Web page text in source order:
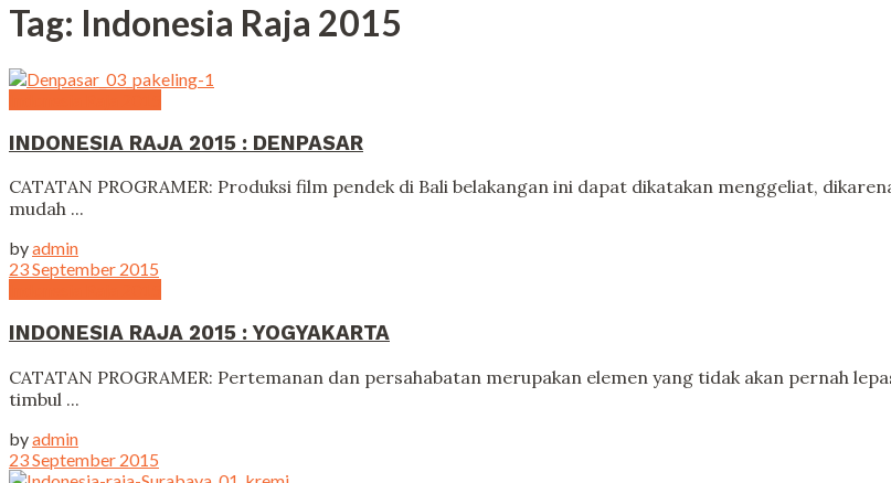
Tag: Indonesia Raja 2015
INDONESIA RAJA 2015 : DENPASAR
CATATAN PROGRAMER: Produksi film pendek di Bali belakangan ini dapat dikatakan menggeliat,
mudah ...
byadmin
23 September 2015
INDONESIA RAJA 2015 : YOGYAKARTA
CATATAN PROGRAMER: Pertemanan dan persahabatan merupakan elemen yang tidak akan pernah
timbul ...
byadmin
23 September 2015